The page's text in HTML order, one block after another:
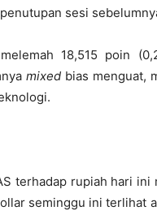
sesi
18,515 poin
mixed bias menguat,
terhadap rupiah hari ini
seminggu ini terlihat